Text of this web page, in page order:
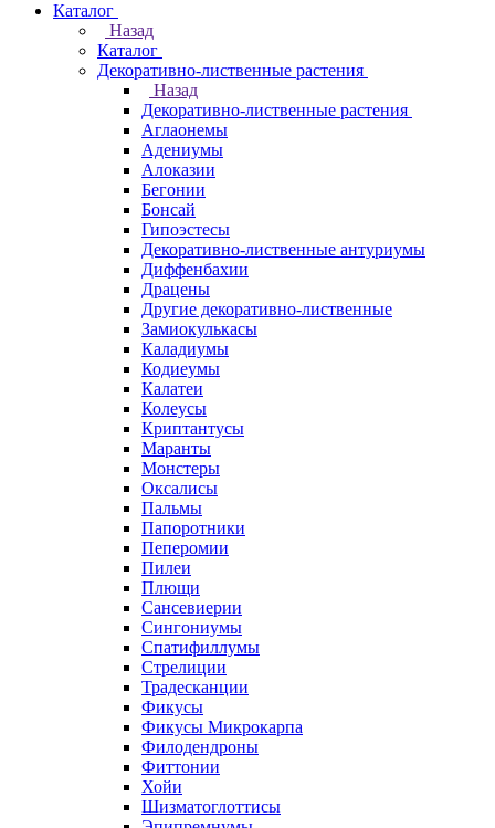
Каталог
Назад
Каталог
Декоративно-лиственные растения
Назад
Декоративно-лиственные растения
Аглаонемы
Адениумы
Алоказии
Бегонии
Бонсай
Гипоэстесы
Декоративно-лиственные антуриумы
Диффенбахии
Драцены
Другие декоративно-лиственные
Замиокулькасы
Каладиумы
Кодиеумы
Калатеи
Колеусы
Криптантусы
Маранты
Монстеры
Оксалисы
Пальмы
Папоротники
Пеперомии
Пилеи
Плющи
Сансевиерии
Сингониумы
Спатифиллумы
Стрелиции
Традесканции
Фикусы
Фикусы Микрокарпа
Филодендроны
Фиттонии
Хойи
Шизматоглоттисы